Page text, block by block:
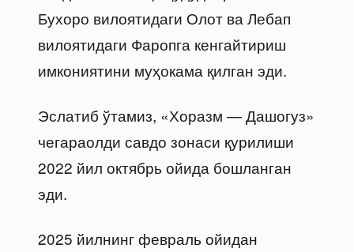
Бухоро вилоятидаги Олот ва Лебап
вилоятидаги Фаропга кенгайтириш
имкониятини муҳокама қилган эди.
Эслатиб ўтамиз, «Хоразм — Дашогуз»
чегараолди савдо зонаси қурилиши
2022 йил октябрь ойида бошланган
эди.
2025 йилнинг февраль ойидан